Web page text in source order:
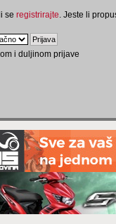
se registrirajte . Jeste li
i duljinom prijave